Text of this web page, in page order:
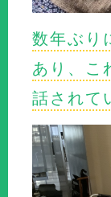
数年ぶり
あり、こ
話されて